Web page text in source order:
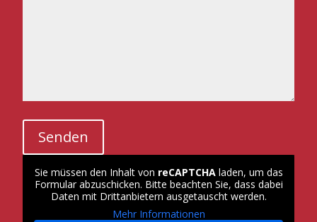
Sie müssen den Inhalt von reCAPTCHAladen, um das
Formular abzuschicken. Bitte beachten Sie, dass dabei
Daten mit Drittanbietern ausgetauscht werden.
Mehr Informationen